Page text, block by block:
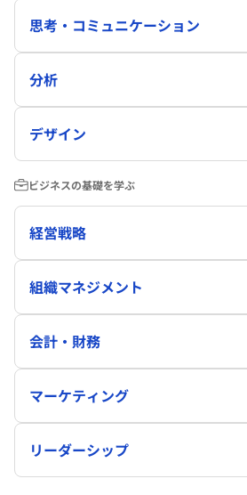
思考・コミュニケーション
分析
デザイン
ビジネスの基礎を学ぶ
経営戦略
組織マネジメント
会計・財務
マーケティング
リーダーシップ